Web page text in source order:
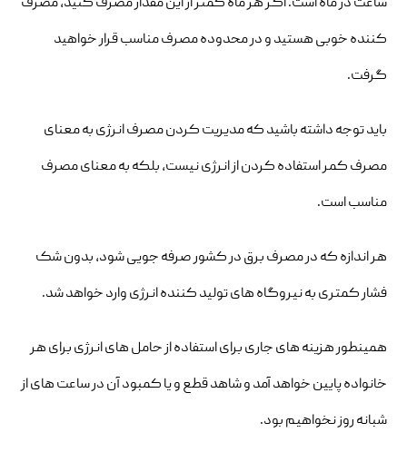
کننده خوبی هستید و در محدوده مصرف مناسب قرار خواهید
گرفت.
باید توجه داشته باشید که مدیریت کردن مصرف انرژی به معنای
مصرف کمر استفاده کردن از انرژی نیست، بلکه به معنای مصرف
مناسب است.
هر اندازه که در مصرف برق در کشور صرفه جویی شود، بدون شک
فشار کمتری به نیروگاه های تولید کننده انرژی وارد خواهد شد.
همینطور هزینه های جاری برای استفاده از حامل های انرژی برای هر
خانواده پایین خواهد آمد و شاهد قطع و یا کمبود آن در ساعت های از
شبانه روز نخواهیم بود.